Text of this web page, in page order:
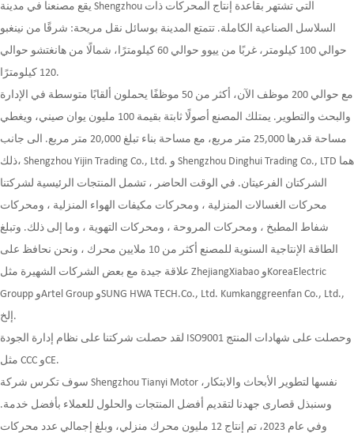
يقع مصنعنا في مدينة Shengzhou التي تشتهر بقاعدة إنتاج المحركات ذات
السلاسل الصناعية الكاملة. تتمتع المدينة بوسائل نقل مريحة: شرقًا من نينغبو
حوالي 100 كيلومتر، غربًا من ييوو حوالي 60 كيلومترًا، شمالًا من هانغتشو حوالي
120 كيلومترًا.
مع حوالي 200 موظف الآن، أكثر من 50 موظفًا يحملون ألقابًا متوسطة في الإدارة
والبحث والتطوير. يمتلك المصنع أصولًا ثابتة بقيمة 100 مليون يوان صيني، ويغطي
مساحة قدرها 25,000 متر مربع، مع مساحة بناء تبلغ 20,000 متر مربع. الى جانب
ذلك، Shengzhou Yijin Trading Co., Ltd. و Shengzhou Dinghui Trading Co., LTD هما
الشركتان الفرعيتان. في الوقت الحاضر ، تشمل المنتجات الرئيسية لشركتنا
محركات الغسالات المنزلية ، ومحركات مكيفات الهواء المنزلية ، ومحركات
شفاط المطبخ ، ومحركات المروحة ، ومحركات التهوية ، وما إلى ذلك. وتبلغ
الطاقة الإنتاجية السنوية للمصنع أكثر من 10 ملايين محرك ، ونحن نحافظ على
علاقة جيدة مع بعض الشركات الشهيرة مثل ZhejiangXiabao وKoreaElectric
Groupp وArtel Group وSUNG HWA TECH.Co., Ltd. Kumkanggreenfan Co., Ltd.,
إلخ.
لقد حصلت شركتنا على نظام إدارة الجودة ISO9001 وحصلت على شهادات المنتج
مثل CCC وCE.
سوف تكرس شركة Shengzhou Tianyi Motor نفسها لتطوير الأبحاث والابتكار،
وسنبذل قصارى جهدنا لتقديم أفضل المنتجات والحلول للعملاء بأفضل خدمة.
وفي عام 2023، تم إنتاج 12 مليون محرك منزلي، وبلغ إجمالي عدد محركات